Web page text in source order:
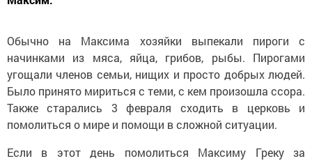
Обычно на Максима хозяйки выпекали пироги с
начинками из мяса, яйца, грибов, рыбы. Пирогами
угощали членов семьи, нищих и просто добрых людей.
Было принято мириться с теми, с кем произошла ссора.
Также старались 3 февраля сходить в церковь и
помолиться о мире и помощи в сложной ситуации.
Если в этот день помолиться Максиму Греку за